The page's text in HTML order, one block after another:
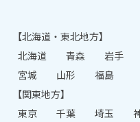
【北海道・東北地方】
北海道
青森 岩手
宮城
山形
福島
【関東地方】
東京
千葉 埼玉